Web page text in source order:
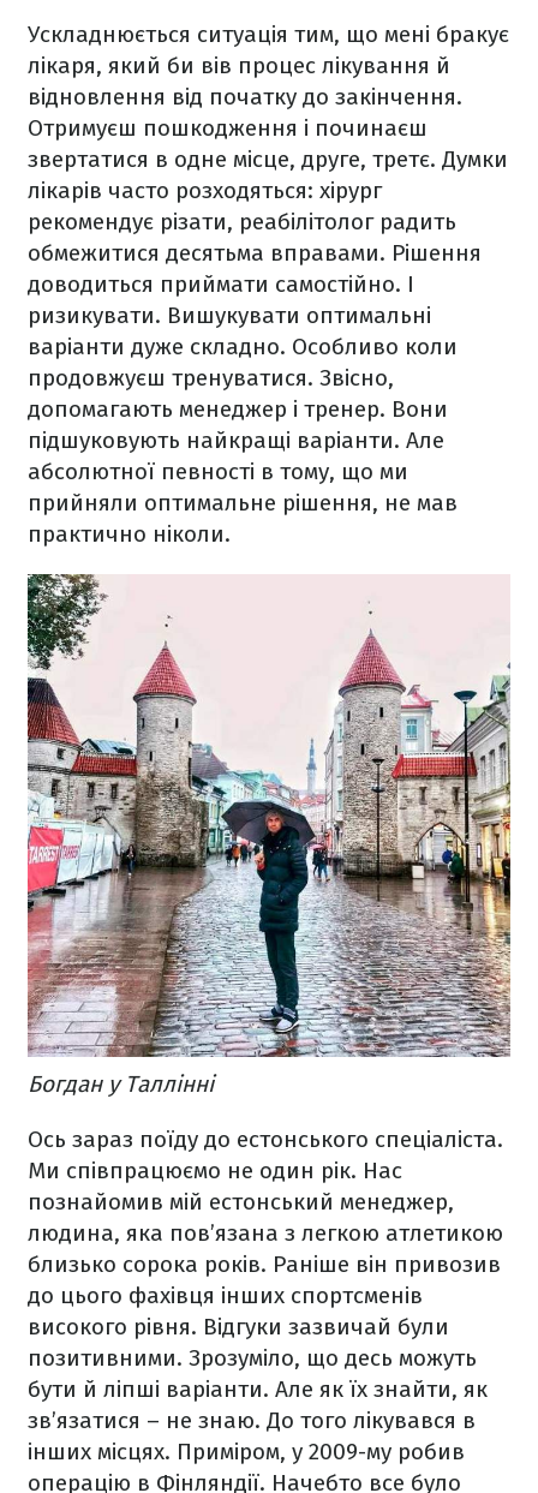
Ускладнюється ситуація тим, що мені бракує
лікаря, який би вів процес лікування й
відновлення від початку до закінчення.
Отримуєш пошкодження і починаєш
звертатися в одне місце, друге, третє. Думки
лікарів часто розходяться: хірург
рекомендує різати, реабілітолог радить
обмежитися десятьма вправами. Рішення
доводиться приймати самостійно. І
ризикувати. Вишукувати оптимальні
варіанти дуже складно. Особливо коли
продовжуєш тренуватися. Звісно,
допомагають менеджер і тренер. Вони
підшуковують найкращі варіанти. Але
абсолютної певності в тому, що ми
прийняли оптимальне рішення, не мав
практично ніколи.
Богдан у Таллінні
Ось зараз поїду до естонського спеціаліста.
Ми співпрацюємо не один рік. Нас
познайомив мій естонський менеджер,
людина, яка пов’язана з легкою атлетикою
близько сорока років. Раніше він привозив
до цього фахівця інших спортсменів
високого рівня. Відгуки зазвичай були
позитивними. Зрозуміло, що десь можуть
бути й ліпші варіанти. Але як їх знайти, як
зв’язатися – не знаю. До того лікувався в
інших місцях. Приміром, у 2009-му робив
операцію в Фінляндії. Начебто все було